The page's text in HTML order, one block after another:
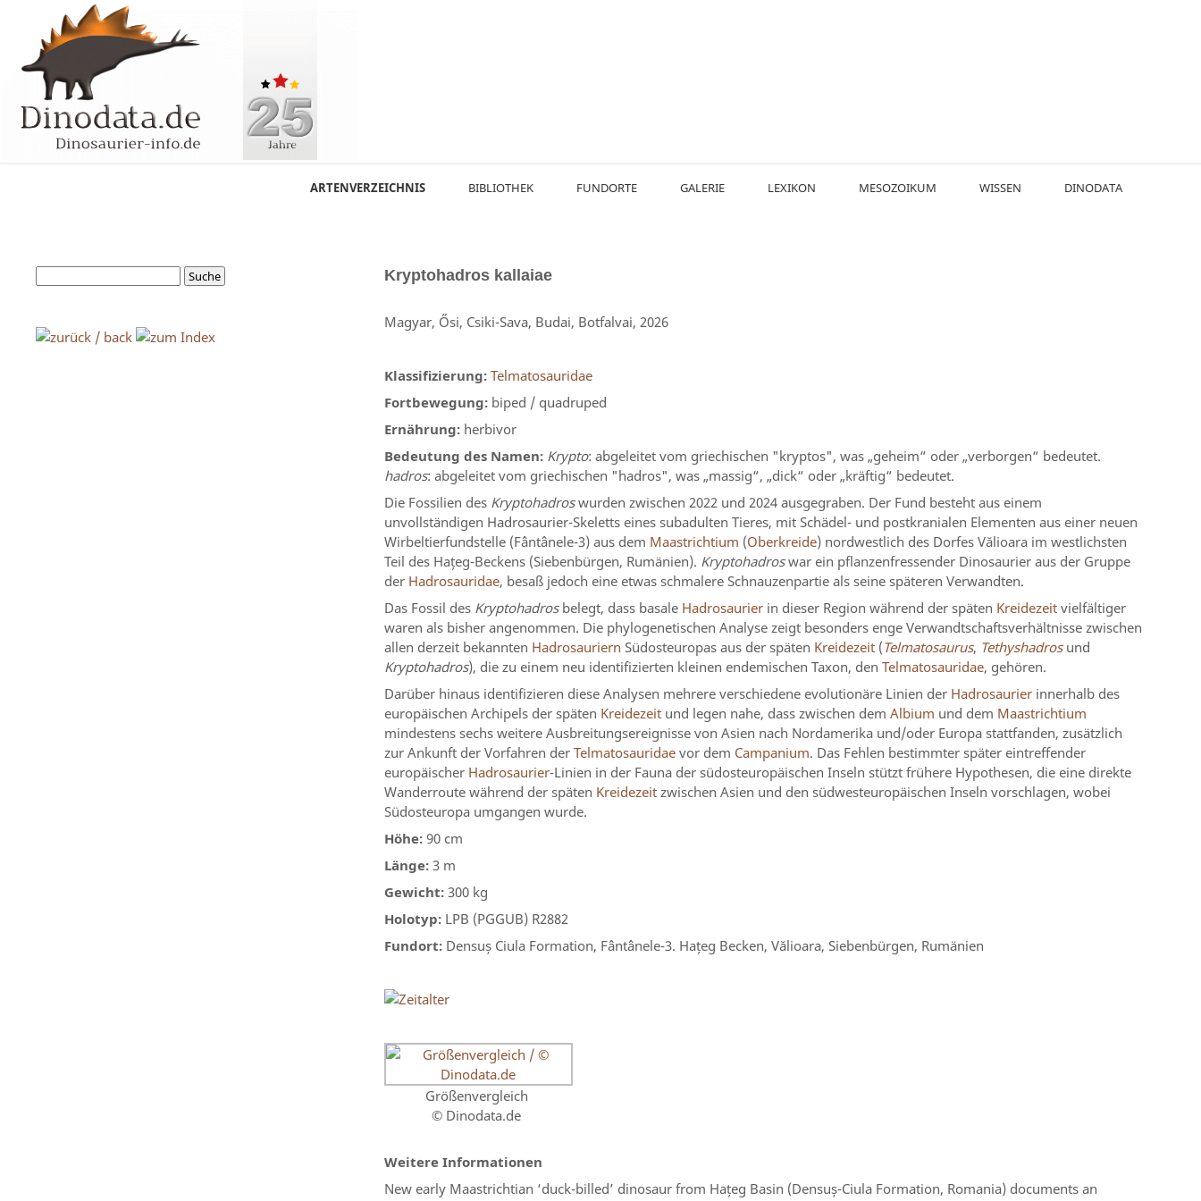
ARTENVERZEICHNIS BIBLIOTHEK FUNDORTE GALERIE LEXIKON MESOZOIKUM WISSEN DINODATA
Kryptohadros kallaiae
Magyar, Ősi, Csiki-Sava, Budai, Botfalvai, 2026
Klassifizierung: Telmatosauridae
Fortbewegung: biped / quadruped
Ernährung: herbivor
Bedeutung des Namen: Krypto: abgeleitet vom griechischen "kryptos", was „geheim“ oder „verborgen“ bedeutet.
hadros: abgeleitet vom griechischen "hadros", was „massig“, „dick“ oder „kräftig“ bedeutet.
Die Fossilien des Kryptohadroswurden zwischen 2022 und 2024 ausgegraben. Der Fund besteht aus einem
unvollständigen Hadrosaurier-Skeletts eines subadulten Tieres, mit Schädel- und postkranialen Elementen aus einer neuen
Wirbeltierfundstelle (Fântânele-3) aus dem Maastrichtium (Oberkreide) nordwestlich des Dorfes Vălioara im westlichsten
Teil des Hațeg-Beckens (Siebenbürgen, Rumänien). Kryptohadroswar ein pflanzenfressender Dinosaurier aus der Gruppe
der Hadrosauridae, besaß jedoch eine etwas schmalere Schnauzenpartie als seine späteren Verwandten.
Das Fossil des Kryptohadrosbelegt, dass basale Hadrosaurier in dieser Region während der späten Kreidezeit vielfältiger
waren als bisher angenommen. Die phylogenetischen Analyse zeigt besonders enge Verwandtschaftsverhältnisse zwischen
allen derzeit bekannten Hadrosauriern Südosteuropas aus der späten Kreidezeit (Telmatosaurus, Tethyshadrosund
Kryptohadros), die zu einem neu identifizierten kleinen endemischen Taxon, den Telmatosauridae, gehören.
Darüber hinaus identifizieren diese Analysen mehrere verschiedene evolutionäre Linien der Hadrosaurier innerhalb des
europäischen Archipels der späten Kreidezeit und legen nahe, dass zwischen dem Albium und dem Maastrichtium
mindestens sechs weitere Ausbreitungsereignisse von Asien nach Nordamerika und/oder Europa stattfanden, zusätzlich
zur Ankunft der Vorfahren der Telmatosauridae vor dem Campanium. Das Fehlen bestimmter später eintreffender
europäischer Hadrosaurier-Linien in der Fauna der südosteuropäischen Inseln stützt frühere Hypothesen, die eine direkte
Wanderroute während der späten Kreidezeit zwischen Asien und den südwesteuropäischen Inseln vorschlagen, wobei
Südosteuropa umgangen wurde.
Höhe: 90 cm
Länge: 3 m
Gewicht: 300 kg
Holotyp: LPB (PGGUB) R2882
Fundort: Densuș Ciula Formation, Fântânele-3. Hațeg Becken, Vălioara, Siebenbürgen, Rumänien
Größenvergleich
© Dinodata.de
Weitere Informationen
New early Maastrichtian ‘duck-billed’ dinosaur from Hațeg Basin (Densuș-Ciula Formation, Romania) documents an